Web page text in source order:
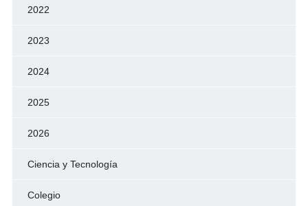
2022
2023
2024
2025
2026
Ciencia y Tecnología
Colegio